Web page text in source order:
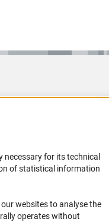
necessary for its technical
of statistical information
websites to analyse the
operates without